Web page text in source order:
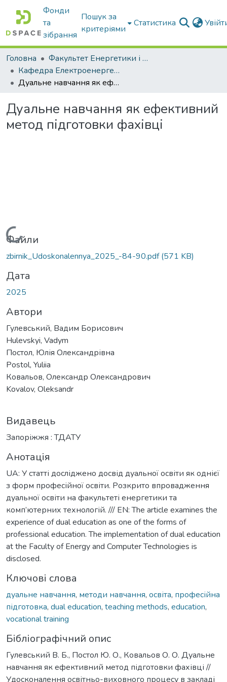
Фонди
та
зібрання
Пошук за
критеріями
Статистика
Головна
Факультет Енергетики і комп'ютерних технологій
Кафедра Електроенергетики і електротехнологій
Дуальне навчання як ефективний метод підготовки фахівці
Дуальне навчання як ефективний
метод підготовки фахівці
Вантажиться...
Файли
zbirnik_Udoskonalennya_2025_-84-90.pdf(571 KB)
Дата
2025
Автори
Гулевський, Вадим Борисович
Hulevskyi, Vadym
Постол, Юлія Олександрівна
Postol, Yuliia
Ковальов, Олександр Олександрович
Kovalov, Oleksandr
Видавець
Запоріжжя : ТДАТУ
Анотація
UA: У статті досліджено досвід дуальної освіти як однієї
з форм професійної освіти. Розкрито впровадження
дуальної освіти на факультеті енергетики та
комп’ютерних технологій. /// EN: The article examines the
experience of dual education as one of the forms of
professional education. The implementation of dual education
at the Faculty of Energy and Computer Technologies is
disclosed.
Ключові слова
дуальне навчання, методи навчання, освіта, професійна
підготовка, dual education, teaching methods, education,
vocational training
Бібліографічний опис
Гулевський В. Б., Постол Ю. О., Ковальов О. О. Дуальне
навчання як ефективний метод підготовки фахівці //
Удосконалення освітньо-виховного процесу в закладі